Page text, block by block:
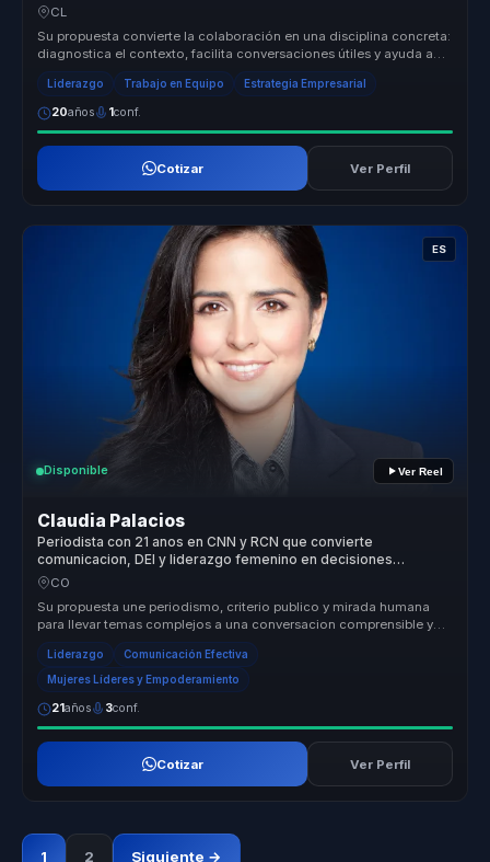
complejos sin colapsar en el camino
CL
Su propuesta convierte la colaboración en una disciplina concreta:
diagnostica el contexto, facilita conversaciones útiles y ayuda a
equi...
Liderazgo Trabajo en Equipo Estrategia Empresarial
20años 1conf.
Cotizar Ver Perfil
ES
Disponible Ver Reel
Claudia Palacios
Periodista con 21 anos en CNN y RCN que convierte
comunicacion, DEI y liderazgo femenino en decisiones
ejecutivas para lideres.
CO
Su propuesta une periodismo, criterio publico y mirada humana
para llevar temas complejos a una conversacion comprensible y
movilizadora....
Liderazgo Comunicación Efectiva
Mujeres Líderes y Empoderamiento
21años 3conf.
Cotizar Ver Perfil
1 2 Siguiente →